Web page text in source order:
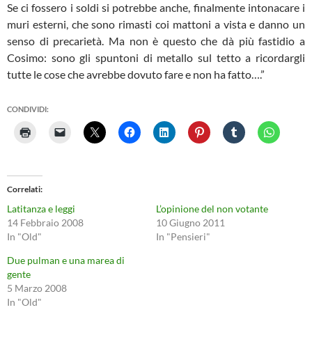
Se ci fossero i soldi si potrebbe anche, finalmente intonacare i
muri esterni, che sono rimasti coi mattoni a vista e danno un
senso di precarietà. Ma non è questo che dà più fastidio a
Cosimo: sono gli spuntoni di metallo sul tetto a ricordargli
tutte le cose che avrebbe dovuto fare e non ha fatto….”
CONDIVIDI:
Correlati
Latitanza e leggi
14 Febbraio 2008
In "Old"
L’opinione del non votante
10 Giugno 2011
In "Pensieri"
Due pulman e una marea di
gente
5 Marzo 2008
In "Old"